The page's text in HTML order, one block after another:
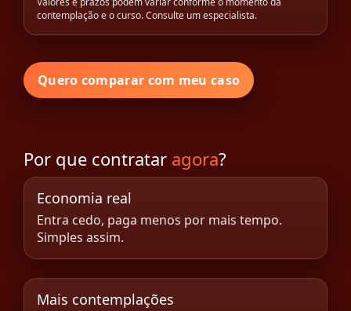
contemplação e o curso. Consulte um especialista.
Quero comparar com meu caso
Por que contratar agora?
Economia real
Entra cedo, paga menos por mais tempo.
Simples assim.
Mais contemplações